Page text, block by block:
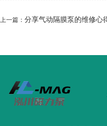
上一篇： 分享气动隔膜泵的维修心